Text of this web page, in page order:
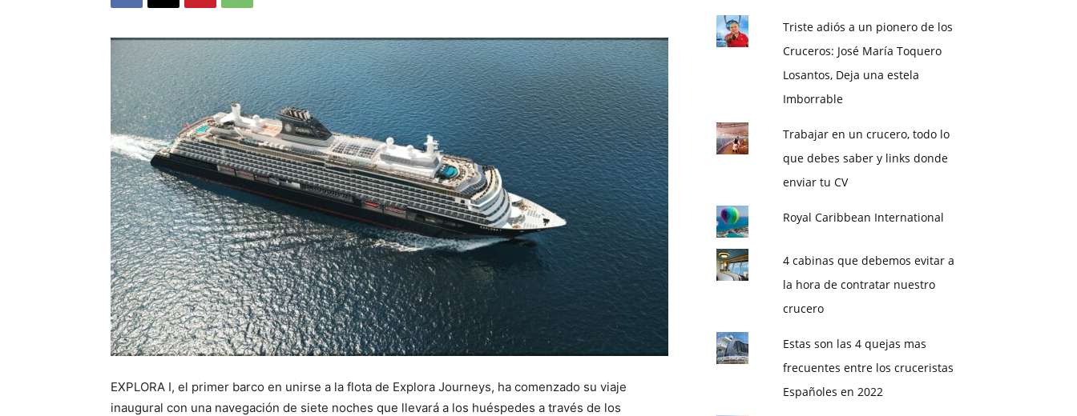
EXPLORA I, el primer barco en unirse a la flota de Explora Journeys, ha comenzado su viaje
inaugural con una navegación de siete noches que llevará a los huéspedes a través de los
Triste adiós a un pionero de los
Cruceros: José María Toquero
Losantos, Deja una estela
Imborrable
Trabajar en un crucero, todo lo
que debes saber y links donde
enviar tu CV
Royal Caribbean International
4 cabinas que debemos evitar a
la hora de contratar nuestro
crucero
Estas son las 4 quejas mas
frecuentes entre los cruceristas
Españoles en 2022